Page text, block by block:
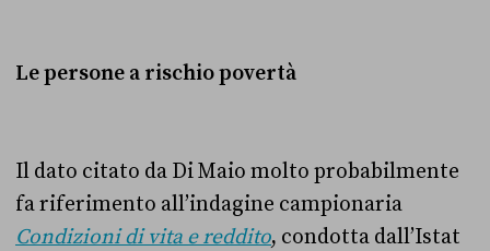
Le persone a rischio povertà
Il dato citato da Di Maio molto probabilmente
fa riferimento all’indagine campionaria
Condizioni di vita e reddito, condotta dall’Istat